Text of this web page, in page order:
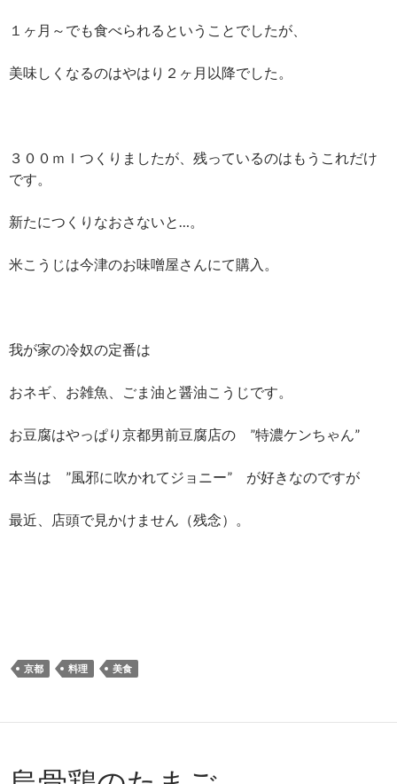
１ヶ月～でも食べられるということでしたが、
美味しくなるのはやはり２ヶ月以降でした。
３００ｍｌつくりましたが、残っているのはもうこれだけ
です。
新たにつくりなおさないと…。
米こうじは今津のお味噌屋さんにて購入。
我が家の冷奴の定番は
おネギ、お雑魚、ごま油と醤油こうじです。
お豆腐はやっぱり京都男前豆腐店の ”特濃ケンちゃん”
本当は ”風邪に吹かれてジョニー” が好きなのですが
最近、店頭で見かけません（残念）。
京都 料理 美食